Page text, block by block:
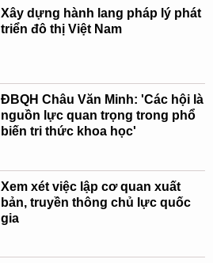
Xây dựng hành lang pháp lý phát
triển đô thị Việt Nam
ĐBQH Châu Văn Minh: 'Các hội là
nguồn lực quan trọng trong phổ
biến tri thức khoa học'
Xem xét việc lập cơ quan xuất
bản, truyền thông chủ lực quốc
gia